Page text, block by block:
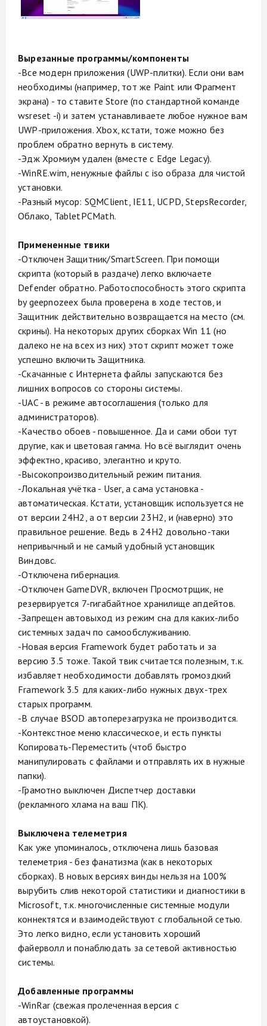
Вырезанные программы/компоненты
-Все модерн приложения (UWP-плитки). Если они вам
необходимы (например, тот же Paint или Фрагмент
экрана) - то ставите Store (по стандартной команде
wsreset -i) и затем устанавливаете любое нужное вам
UWP-приложения. Xbox, кстати, тоже можно без
проблем обратно вернуть в систему.
-Эдж Хромиум удален (вместе с Edge Legacy).
-WinRE.wim, ненужные файлы с iso образа для чистой
установки.
-Разный мусор: SQMClient, IE11, UCPD, StepsRecorder,
Облако, TabletPCMath.
Примененные твики
-Отключен Защитник/SmartScreen. При помощи
скрипта (который в раздаче) легко включаете
Defender обратно. Работоспособность этого скрипта
by geepnozeex была проверена в ходе тестов, и
Защитник действительно возвращается на место (см.
скрины). На некоторых других сборках Win 11 (но
далеко не на всех из них) этот скрипт может тоже
успешно включить Защитника.
-Скачанные с Интернета файлы запускаются без
лишних вопросов со стороны системы.
-UAC - в режиме автосоглашения (только для
администраторов).
-Качество обоев - повышенное. Да и сами обои тут
другие, как и цветовая гамма. Но всё выглядит очень
эффектно, красиво, элегантно и круто.
-Высокопроизводительный режим питания.
-Локальная учётка - User, а сама установка -
автоматическая. Кстати, установщик используется не
от версии 24H2, а от версии 23H2, и (наверно) это
правильное решение. Ведь в 24H2 довольно-таки
непривычный и не самый удобный установщик
Виндовс.
-Отключена гибернация.
-Отключен GameDVR, включен Просмотрщик, не
резервируется 7-гигабайтное хранилище апдейтов.
-Запрещен автовыход из режим сна для каких-либо
системных задач по самообслуживанию.
-Новая версия Framework будет работать и за
версию 3.5 тоже. Такой твик считается полезным, т.к.
избавляет необходимости добавлять громоздкий
Framework 3.5 для каких-либо нужных двух-трех
старых программ.
-В случае BSOD автоперезагрузка не производится.
-Контекстное меню классическое, и есть пункты
Копировать-Переместить (чтоб быстро
манипулировать с файлами и отправлять их в нужные
папки).
-Грамотно выключен Диспетчер доставки
(рекламного хлама на ваш ПК).
Выключена телеметрия
Как уже упоминалось, отключена лишь базовая
телеметрия - без фанатизма (как в некоторых
сборках). В новых версиях винды нельзя на 100%
вырубить слив некоторой статистики и диагностики в
Microsoft, т.к. многочисленные системные модули
коннектятся и взаимодействуют с глобальной сетью.
Это легко видно, если установить хороший
файерволл и понаблюдать за сетевой активностью
системы.
Добавленные программы
-WinRar (свежая пролеченная версия с
автоустановкой).